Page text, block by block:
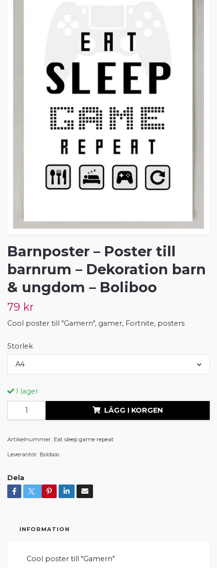
Barnposter – Poster till
barnrum – Dekoration barn
& ungdom – Boliboo
79 kr
Cool poster till "Gamern", gamer, Fortnite, posters
Storlek
A4
I lager
LÄGG I KORGEN
Artikelnummer: Eat sleep game repeat
Leverantör: Boliboo
Dela
INFORMATION
Cool poster till "Gamern"